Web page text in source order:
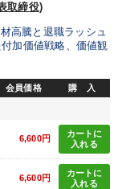
取締役)
高騰と退職ラッシュ
加価値戦略、価値観
会員価格 購 入
6,600円
カートに
入れる
6,600円
カートに
入れる